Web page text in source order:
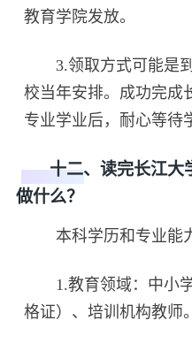
教育学院发放。
3.领取方式可能是到
校当年安排。成功完成
专业学业后，耐心等待
十二、读完长江大
做什么？
本科学历和专业能力
1.教育领域：中小学
格证）、培训机构教师。